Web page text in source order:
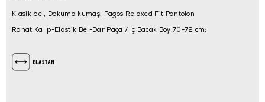
Klasik bel, Dokuma kumaş, Pagos Relaxed Fit Pantolon
Rahat Kalıp-Elastik Bel-Dar Paça / İç Bacak Boy:70-72 cm;